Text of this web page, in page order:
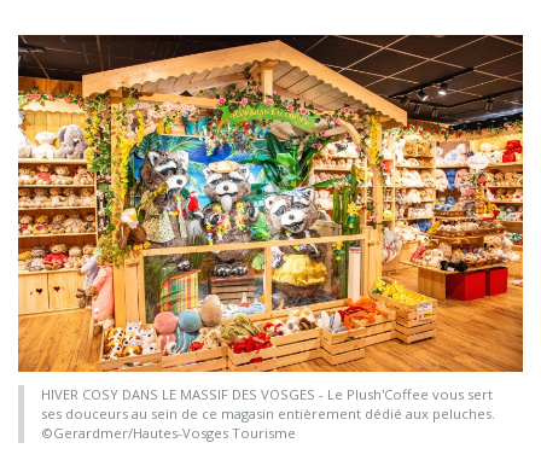
HIVER COSY DANS LE MASSIF DES VOSGES - Le Plush'Coffee vous sert
ses douceurs au sein de ce magasin entièrement dédié aux peluches.
©Gerardmer/Hautes-Vosges Tourisme